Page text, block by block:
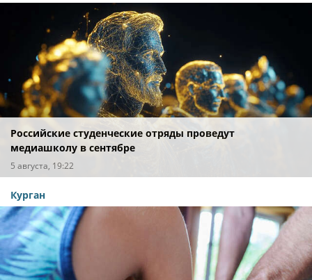
Российские студенческие отряды проведут
медиашколу в сентябре
5 августа, 19:22
Курган